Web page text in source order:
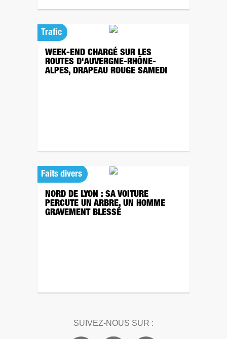
Trafic
WEEK-END CHARGÉ SUR LES
ROUTES D'AUVERGNE-RHÔNE-
ALPES, DRAPEAU ROUGE SAMEDI
Faits divers
NORD DE LYON : SA VOITURE
PERCUTE UN ARBRE, UN HOMME
GRAVEMENT BLESSÉ
SUIVEZ-NOUS SUR :